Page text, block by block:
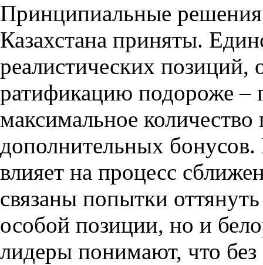
Принципиальные решения
Казахстана приняты.
реалистических позиций,
ратификацию подороже –
максимальное
дополнительных
влияет на процесс
связаны попытки
особой позиции, но и
лидеры понимают, что